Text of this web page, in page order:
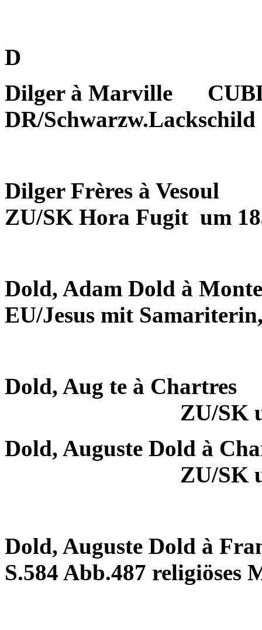
D
Dilger à Marville
DR/Schwarzw.Lackschild
Dilger Frères à Vesoul
ZU/SK Hora Fugit um
Dold, Adam Dold à
EU/Jesus mit
Dold, Aug te à Chartres
ZU/SK
Dold, Auguste Dold à
ZU/SK
Dold, Auguste Dold à
S.584 Abb.487 religiöses